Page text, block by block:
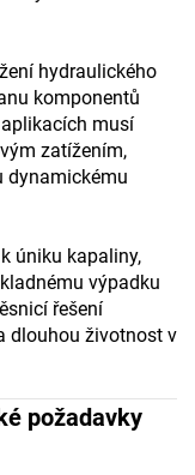
hydraulického
komponentů
musí
zatížením,
dynamickému
úniku kapaliny,
výpadku
řešení
dlouhou životnost v
požadavky